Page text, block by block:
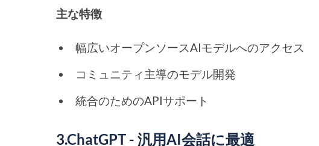
主な特徴
幅広いオープンソースAIモデルへのアクセス
コミュニティ主導のモデル開発
統合のためのAPIサポート
3.ChatGPT - 汎用AI会話に最適